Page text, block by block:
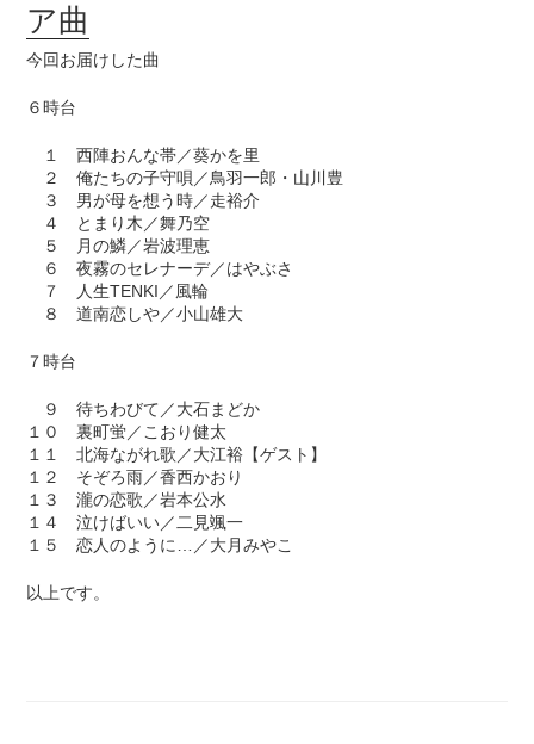
ア曲
今回お届けした曲
６時台
１ 西陣おんな帯／葵かを里
２ 俺たちの子守唄／鳥羽一郎・山川豊
３ 男が母を想う時／走裕介
４ とまり木／舞乃空
５ 月の鱗／岩波理恵
６ 夜霧のセレナーデ／はやぶさ
７ 人生TENKI／風輪
８ 道南恋しや／小山雄大
７時台
９ 待ちわびて／大石まどか
１０ 裏町蛍／こおり健太
１１ 北海ながれ歌／大江裕【ゲスト】
１２ そぞろ雨／香西かおり
１３ 瀧の恋歌／岩本公水
１４ 泣けばいい／二見颯一
１５ 恋人のように…／大月みやこ
以上です。